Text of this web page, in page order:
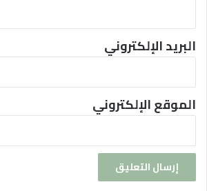
البريد الإلكتروني
الموقع الإلكتروني